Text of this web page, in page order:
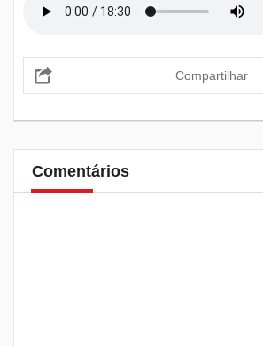
Compartilhar
Comentários